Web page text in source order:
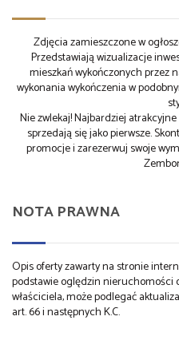
Zdjęcia zamieszczone w
Przedstawiają wizualizacje
mieszkań wykończonych przez
wykonania wykończenia w
Nie zwlekaj! Najbardziej
sprzedają się jako pierwsze.
promocje i zarezerwuj swoje
NOTA PRAWNA
Opis oferty zawarty na stronie
podstawie oględzin nieruchomości
właściciela, może podlegać
art. 66 i następnych K.C.